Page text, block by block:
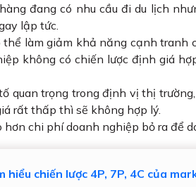
đang có nhu cầu đi du lịch
lập tức.
thể làm giảm khả năng cạnh tranh
không có chiến lược định giá
quan trọng trong định vị thị
rất thấp thì sẽ không hợp lý.
hơn chi phí doanh nghiệp bỏ ra để
hiểu chiến lược 4P, 7P, 4C của